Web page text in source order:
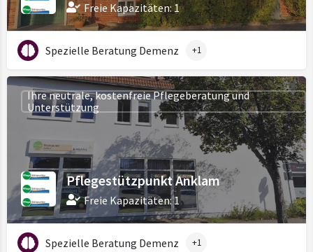
Freie Kapazitäten: 1
Spezielle Beratung Demenz +1
Pflegestützpunkt Anklam
Freie Kapazitäten: 1
Ihre neutrale, kostenfreie Pflegeberatung und
Unterstützung
Spezielle Beratung Demenz +1